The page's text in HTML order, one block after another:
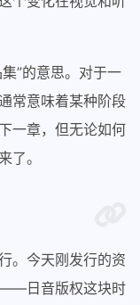
”的意思。对于一
常意味着某种阶段
一章，但无论如何
了。
。今天刚发行的资
——日音版权这块时